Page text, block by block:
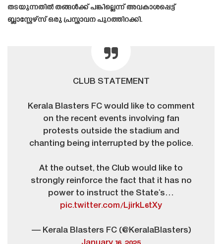
തടയുന്നതിൽ തങ്ങൾക്ക് പങ്കില്ലെന്ന് അവകാശപ്പെട്ട്
ബ്ലാസ്റ്റേഴ്‌സ് ഒരു പ്രസ്താവന പുറത്തിറക്കി.
CLUB STATEMENT
Kerala Blasters FC would like to comment
on the recent events involving fan
protests outside the stadium and
chanting being interrupted by the police.
At the outset, the Club would like to
strongly reinforce the fact that it has no
power to instruct the State’s…
pic.twitter.com/LjirkL6tXy
— Kerala Blasters FC (@KeralaBlasters)